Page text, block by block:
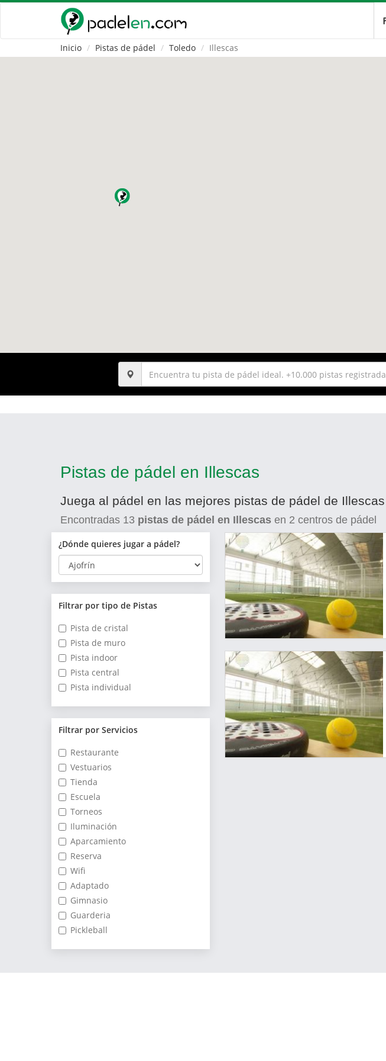
Inicio Pistas de pádel Toledo Illescas
Pistas de pádel en Illescas
Juega al pádel en las mejores pistas de pádel de
Encontradas 13 pistas de pádel en Illescas en 2 centros de pádel
¿Dónde quieres jugar a pádel?
Filtrar por tipo de Pistas
Pista de cristal
Pista de muro
Pista indoor
Pista central
Pista individual
Filtrar por Servicios
Restaurante
Vestuarios
Tienda
Escuela
Torneos
Iluminación
Aparcamiento
Reserva
Wifi
Adaptado
Gimnasio
Guarderia
Pickleball